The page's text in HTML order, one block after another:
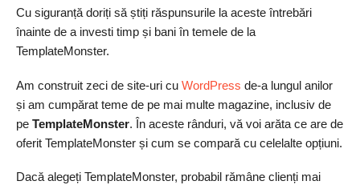
Cu siguranță doriți să știți răspunsurile la aceste întrebări
înainte de a investi timp și bani în temele de la
TemplateMonster.
Am construit zeci de site-uri cu WordPress de-a lungul anilor
și am cumpărat teme de pe mai multe magazine, inclusiv de
pe TemplateMonster. În aceste rânduri, vă voi arăta ce are de
oferit TemplateMonster și cum se compară cu celelalte opțiuni.
Dacă alegeți TemplateMonster, probabil rămâne clienți mai